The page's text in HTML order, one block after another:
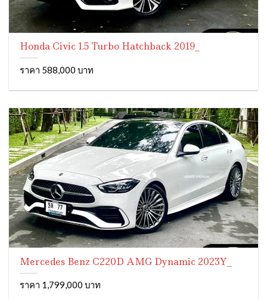
Honda Civic 1.5 Turbo Hatchback 2019_
ราคา 588,000 บาท
Mercedes Benz C220D AMG Dynamic 2023Y_
ราคา 1,799,000 บาท